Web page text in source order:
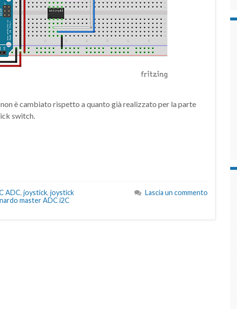
è cambiato rispetto a quanto già realizzato per la parte
switch.
ADC, joystick, joystick
master ADC i2C
Lascia un commento